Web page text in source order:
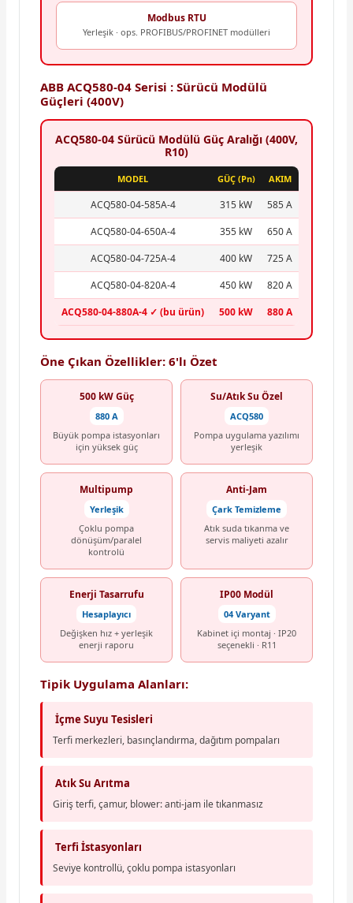
Modbus RTU
Yerleşik · ops. PROFIBUS/PROFINET modülleri
ABB ACQ580-04 Serisi : Sürücü Modülü
Güçleri (400V)
ACQ580-04 Sürücü Modülü Güç Aralığı (400V,
R10)
MODEL GÜÇ (Pn) AKIM
ACQ580-04-585A-4 315 kW
585 A
ACQ580-04-650A-4
355 kW
650 A
ACQ580-04-725A-4
400 kW
725 A
ACQ580-04-820A-4
450 kW
820 A
ACQ580-04-880A-4 ✓ (bu ürün)
500 kW 880 A
Öne Çıkan Özellikler: 6'lı Özet
500 kW Güç
880 A
Büyük pompa istasyonları
için yüksek güç
Su/Atık Su Özel
ACQ580
Pompa uygulama yazılımı
yerleşik
Multipump
Yerleşik
Çoklu pompa
dönüşüm/paralel
kontrolü
Anti-Jam
Çark Temizleme
Atık suda tıkanma ve
servis maliyeti azalır
Enerji Tasarrufu
Hesaplayıcı
Değişken hız + yerleşik
enerji raporu
IP00 Modül
04 Varyant
Kabinet içi montaj · IP20
seçenekli · R11
Tipik Uygulama Alanları:
İçme Suyu Tesisleri
Terfi merkezleri, basınçlandırma, dağıtım pompaları
Atık Su Arıtma
Giriş terfi, çamur, blower: anti-jam ile tıkanmasız
Terfi İstasyonları
Seviye kontrollü, çoklu pompa istasyonları